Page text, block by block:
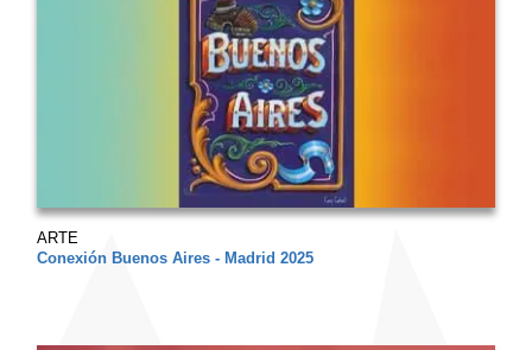
ARTE
Conexión Buenos Aires - Madrid 2025